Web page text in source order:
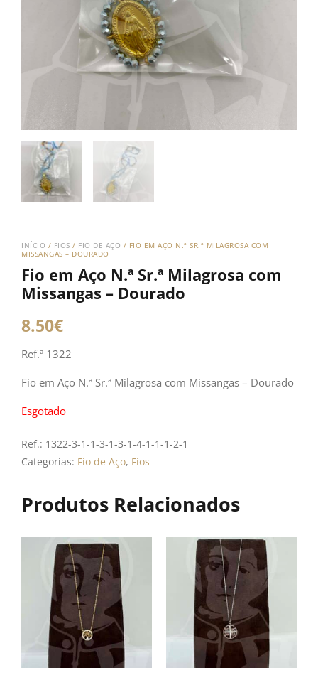
INÍCIO / FIOS / FIO DE AÇO / FIO EM AÇO N.ª SR.ª MILAGROSA COM
MISSANGAS – DOURADO
Fio em Aço N.ª Sr.ª Milagrosa com
Missangas – Dourado
8.50€
Ref.ª 1322
Fio em Aço N.ª Sr.ª Milagrosa com Missangas – Dourado
Esgotado
Ref.: 1322-3-1-1-3-1-3-1-4-1-1-1-2-1
Categorias: Fio de Aço, Fios
Produtos Relacionados